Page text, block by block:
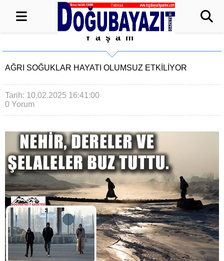
Yaşam
AĞRI SOĞUKLAR HAYATI OLUMSUZ ETKİLİYOR
Tarih: 10.02.2025 16:41:00
0 Yorum